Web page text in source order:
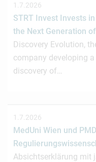
1.7.2026
STRT Invest Invests
the Next Generation
Discovery Evolution,
company developing
discovery of…
1.7.2026
MedUni Wien und
Absichtserklärung mit